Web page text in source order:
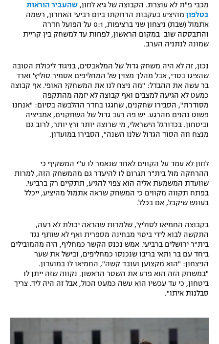
תקנון עבור פעילות אלקטרה
תקנון עבור פעילות ספורט 1 – "מרלן"
גיימינג E-Sports
מדיניות פרטיות
תקנון פעילות ספורט 1
רשיון להקרנה פומבית לבית עסק
הצטרפות לחבילת הערוצים
לוח דרושים – ג'ובנט
תגיות
המגזין
בייסבול MLB
ספורט אתגרי ואקסטרים
אומנויות לחימה
גיימינג E-Sports
מכבי פ"ת לא עוצרת. הקבוצה של גיא לוזון, שהעביר הוראות
בטלפון מהיציע בעקבות הרחקתו ביום רביעי האחרון, רשמה
אתמול (שבת) ניצחון שני ברציפות, 0:1 על הפועל חדרה
והתבססה שוב במקום הראשון, לפחות עד למשחק בין קריית
שמונה לנתניה הערב.
נכון, זה לא היה משחק גדול של המלאבסים, בניגוד ליכולת הטובה
שהציגו בטדי, אבל מהלך מצוין של המחליפים אסמיר סוליץ' וארד
בר עשה את ההבדל: "מה ניצח לנו את המשחק? האופי. אף קבוצה
כמעט לא הגיעה למצבים ואף קבוצה לא יזמה מהתקפה
מסודרת", הסבירו שחקנים, שחגגו בחדר ההלבשה בסיום: "אנחנו
פשוט נהנים מהרגע. יש פה רעב גדול של השחקנים, אמביציה
וביטחון. בכדורגל הישראלי, מי שרוצה יותר ורץ יותר, לרוב גם
מנצח וזה הסוד הגדול שלנו השנה", הסבירו במועדון.
לוזון לא עמד על הקווים לאחר שנאמר לו ע"י המשקיף כי
ההרחקה מול בית"ר תגרום לו להיעדר גם מהמשחק הזה, למרות
שוועדת המשמעת אליה הוא צפוי להגיע, תתקיים רק ברביעי.
בפתח תקווה מקווים כי המשחק שראה אתמול מהיציע, ייכלל
בעונש שיקבל, אם בכלל.
בקבוצה החמיאו לסוליץ', שלמרות שהראה יכולת לא רעה,
התקשה לבוא לידי ביטוי מבחינה מספרית ואף לא שותף נגד
בית"ר ירושלים ברביעי. אמש נכנס הקשר כמחליף, היה מהמובילים
ביחד עם בר ותאי בריבו שנכנסו כמחליפים, ובישל את שער
הניצחון: "הוא מקצוען ועובד קשה", החמיאו לו במועדון.
"במשחק הזה הוא פרע את השטר הראשון. נקווה שזה ייתן לו
ביטחון, כי עד עכשיו הוא עשה כמעט הכול, אבל זה היה ליד. צריך
סבלנות איתו".